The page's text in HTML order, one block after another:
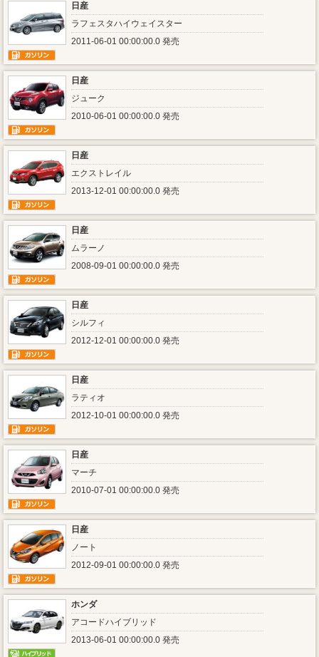
日産
ラフェスタハイウェイスター
2011-06-01 00:00:00.0 発売
日産
ジューク
2010-06-01 00:00:00.0 発売
日産
エクストレイル
2013-12-01 00:00:00.0 発売
日産
ムラーノ
2008-09-01 00:00:00.0 発売
日産
シルフィ
2012-12-01 00:00:00.0 発売
日産
ラティオ
2012-10-01 00:00:00.0 発売
日産
マーチ
2010-07-01 00:00:00.0 発売
日産
ノート
2012-09-01 00:00:00.0 発売
ホンダ
アコードハイブリッド
2013-06-01 00:00:00.0 発売